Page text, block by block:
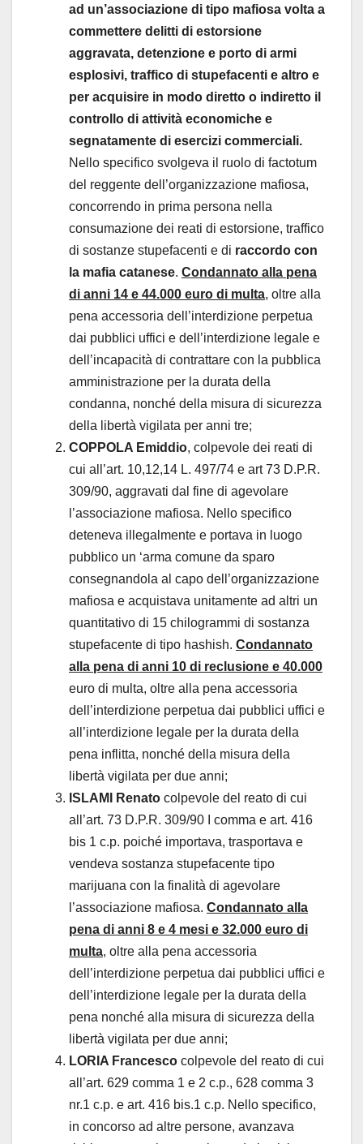
ad un’associazione di tipo mafiosa volta a
commettere delitti di estorsione
aggravata, detenzione e porto di armi
esplosivi, traffico di stupefacenti e altro e
per acquisire in modo diretto o indiretto il
controllo di attività economiche e
segnatamente di esercizi commerciali.
Nello specifico svolgeva il ruolo di factotum
del reggente dell’organizzazione mafiosa,
concorrendo in prima persona nella
consumazione dei reati di estorsione, traffico
di sostanze stupefacenti e di raccordo con
la mafia catanese. Condannato alla pena
di anni 14 e 44.000 euro di multa, oltre alla
pena accessoria dell’interdizione perpetua
dai pubblici uffici e dell’interdizione legale e
dell’incapacità di contrattare con la pubblica
amministrazione per la durata della
condanna, nonché della misura di sicurezza
della libertà vigilata per anni tre;
COPPOLA Emiddio, colpevole dei reati di
cui all’art. 10,12,14 L. 497/74 e art 73 D.P.R.
309/90, aggravati dal fine di agevolare
l’associazione mafiosa. Nello specifico
deteneva illegalmente e portava in luogo
pubblico un ‘arma comune da sparo
consegnandola al capo dell’organizzazione
mafiosa e acquistava unitamente ad altri un
quantitativo di 15 chilogrammi di sostanza
stupefacente di tipo hashish. Condannato
alla pena di anni 10 di reclusione e 40.000
euro di multa, oltre alla pena accessoria
dell’interdizione perpetua dai pubblici uffici e
all’interdizione legale per la durata della
pena inflitta, nonché della misura della
libertà vigilata per due anni;
ISLAMI Renato colpevole del reato di cui
all’art. 73 D.P.R. 309/90 I comma e art. 416
bis 1 c.p. poiché importava, trasportava e
vendeva sostanza stupefacente tipo
marijuana con la finalità di agevolare
l’associazione mafiosa. Condannato alla
pena di anni 8 e 4 mesi e 32.000 euro di
multa, oltre alla pena accessoria
dell’interdizione perpetua dai pubblici uffici e
dell’interdizione legale per la durata della
pena nonché alla misura di sicurezza della
libertà vigilata per due anni;
LORIA Francesco colpevole del reato di cui
all’art. 629 comma 1 e 2 c.p., 628 comma 3
nr.1 c.p. e art. 416 bis.1 c.p. Nello specifico,
in concorso ad altre persone, avanzava